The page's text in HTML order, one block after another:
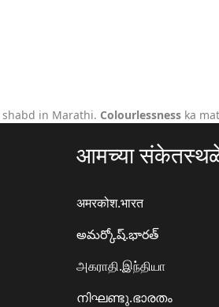
in Marathi. Colourlessness ka
आमच्या
अमरकोश.भारत
అమర్కోష్.భారత్
அகராதி.இந்தியா
നിഘണ്ടു.ഭാരതം